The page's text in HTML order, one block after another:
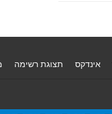
אינדקס תצוגת רשימה